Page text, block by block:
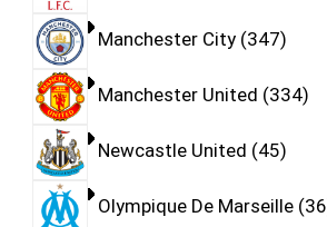
Manchester City 347
Manchester United 334
Newcastle United 45
Olympique De Marseille 36